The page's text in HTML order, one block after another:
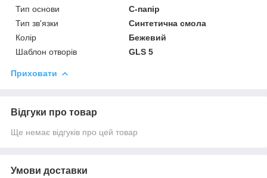
Тип основи
С-папір
Тип зв'язки
Синтетична смола
Колір
Бежевий
Шаблон отворів
GLS 5
Приховати
Відгуки про товар
Ще немає відгуків про цей товар
Умови доставки